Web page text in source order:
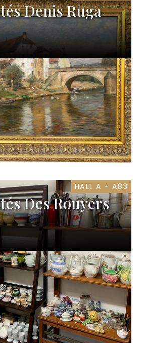
Denis Ruga
HALL A - A83
Des Rouyers